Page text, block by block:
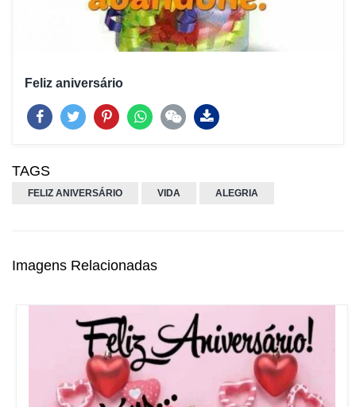
Feliz aniversário
TAGS
FELIZ ANIVERSÁRIO VIDA ALEGRIA
Imagens Relacionadas